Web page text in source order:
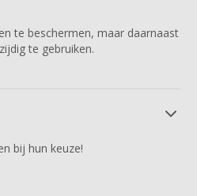
te beschermen, maar daarnaast
te gebruiken.
bij hun keuze!